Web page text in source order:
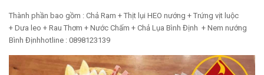
Thành phần bao gồm : Chả Ram + Thịt lụi HEO nướng + Trứng vịt luộc
+ Dưa leo + Rau Thơm + Nước Chấm + Chả Lụa Bình Định + Nem nướng
Bình Địnhhotline : 0898123139